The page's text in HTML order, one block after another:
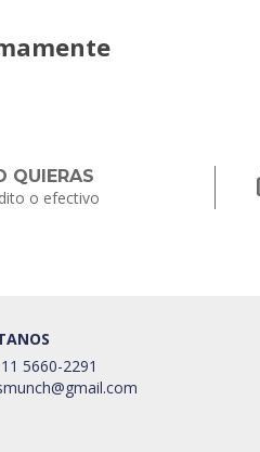
QUIERAS
o efectivo
5660-2291